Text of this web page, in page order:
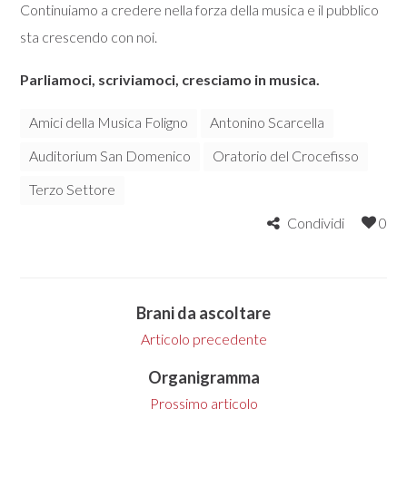
Continuiamo a credere nella forza della musica e il pubblico
sta crescendo con noi.
Parliamoci, scriviamoci, cresciamo in musica.
Amici della Musica Foligno
Antonino Scarcella
Auditorium San Domenico
Oratorio del Crocefisso
Terzo Settore
Condividi
0
Brani da ascoltare
Articolo precedente
Organigramma
Prossimo articolo